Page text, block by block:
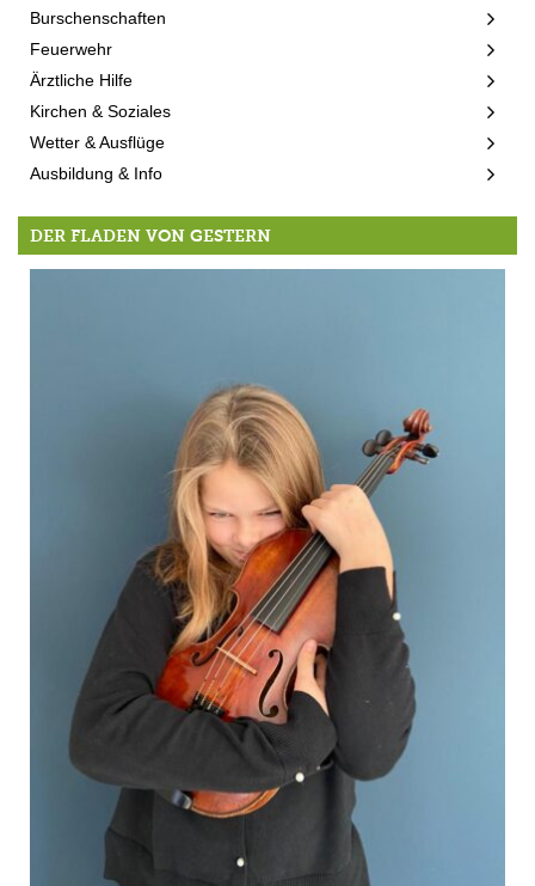
Burschenschaften
Feuerwehr
Ärztliche Hilfe
Kirchen & Soziales
Wetter & Ausflüge
Ausbildung & Info
DER FLADEN VON GESTERN